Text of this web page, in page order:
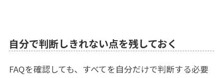
自分で判断しきれない点を残しておく
FAQを確認しても、すべてを自分だけで判断する必要